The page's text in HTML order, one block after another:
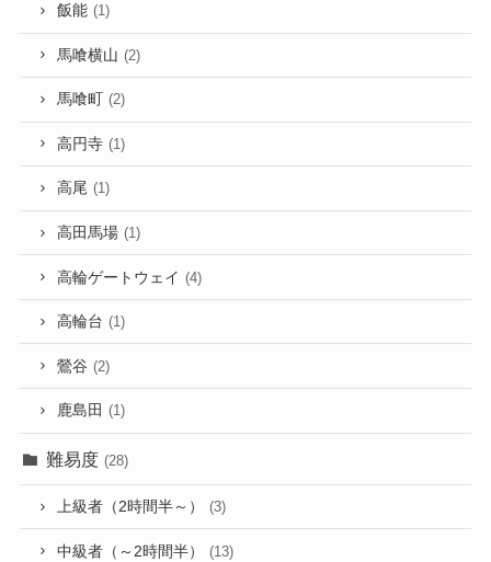
飯能 (1)
馬喰横山 (2)
馬喰町 (2)
高円寺 (1)
高尾 (1)
高田馬場 (1)
高輪ゲートウェイ (4)
高輪台 (1)
鶯谷 (2)
鹿島田 (1)
難易度 (28)
上級者（2時間半～） (3)
中級者（～2時間半） (13)